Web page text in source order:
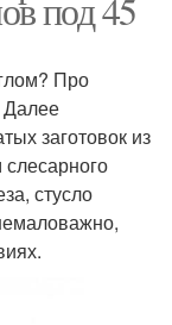
Про
Далее
заготовок из
стусло